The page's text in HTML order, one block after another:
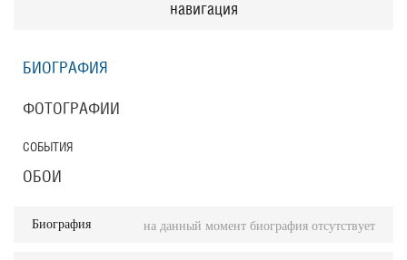
навигация
БИОГРАФИЯ
ФОТОГРАФИИ
СОБЫТИЯ
ОБОИ
Биография на данный момент биография отсутствует